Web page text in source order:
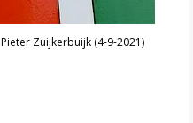
Pieter Zuijkerbuijk (4-9-2021)